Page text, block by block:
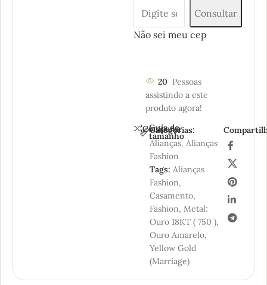
Consultar
Não sei meu cep
20 Pessoas
assistindo a este
produto agora!
Comparar
Guia de
tamanho
Categorias:
Alianças, Alianças
Fashion
Tags: Alianças
Fashion,
Casamento,
Fashion, Metal:
Ouro 18KT ( 750 ),
Ouro Amarelo,
Yellow Gold
(Marriage)